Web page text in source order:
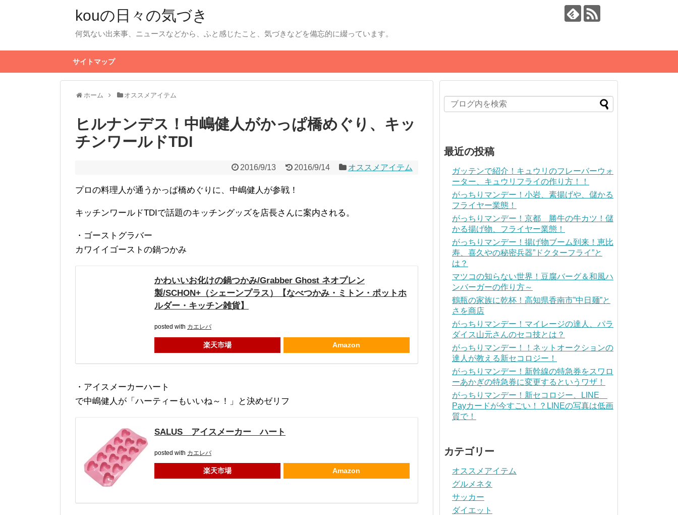
kouの日々の気づき
何気ない出来事、ニュースなどから、ふと感じたこと、気づきなどを備忘的に綴っています。
サイトマップ
ホーム オススメアイテム
ヒルナンデス！中嶋健人がかっぱ橋めぐり、キッ
チンワールドTDI
2016/9/13 2016/9/14 オススメアイテム
プロの料理人が通うかっぱ橋めぐりに、中嶋健人が参戦！
キッチンワールドTDIで話題のキッチングッズを店長さんに案内される。
・ゴーストグラバー
カワイイゴーストの鍋つかみ
かわいいお化けの鍋つかみ/Grabber Ghost ネオプレン
製/SCHON+（シェーンプラス）【なべつかみ・ミトン・ポットホ
ルダー・キッチン雑貨】
posted with カエレバ
楽天市場 Amazon
・アイスメーカーハート
で中嶋健人が「ハーティーもいいね～！」と決めゼリフ
SALUS アイスメーカー ハート
posted with カエレバ
楽天市場 Amazon
最近の投稿
ガッテンで紹介！キュウリのフレーバーウォ
ーター、キュウリフライの作り方！！
がっちりマンデー！小岩、素揚げや、儲かる
フライヤー業態！
がっちりマンデー！京都 勝牛の牛カツ！儲
かる揚げ物、フライヤー業態！
がっちりマンデー！揚げ物ブーム到来！恵比
寿、喜久やの秘密兵器”ドクターフライ”と
は？
マツコの知らない世界！豆腐バーグ＆和風ハ
ンバーガーの作り方～
鶴瓶の家族に乾杯！高知県香南市”中日麺”と
さを商店
がっちりマンデー！マイレージの達人、パラ
ダイス山元さんのセコ技とは？
がっちりマンデー！！ネットオークションの
達人が教える新セコロジー！
がっちりマンデー！新幹線の特急券をスワロ
ーあかぎの特急券に変更するというワザ！
がっちりマンデー！新セコロジー、LINE
Payカードが今すごい！？LINEの写真は低画
質で！
カテゴリー
オススメアイテム
グルメネタ
サッカー
ダイエット